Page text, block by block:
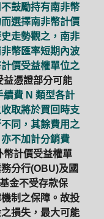
鼓勵持有南非幣
選擇南非幣計價
走勢觀之，南非
幣匯率短期內波
價受益權單位之
益憑證部分可能
續費 N 類型各計
取將於買回時支
同，其餘費用之
不加計分銷費
幣計價受益權單
分行(OBU)及國
金不受存款保
制之保障。故投
損失，最大可能